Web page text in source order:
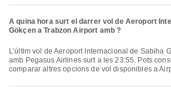
A quina hora surt el darrer vol de Aeroport
Gökçen a Trabzon Airport amb ?
L’últim vol de Aeroport Internacional de Sabiha Gökçen a Trabzon Airport
amb Pegasus Airlines surt a les 23:55. Pots
comparar altres opcions de vol disponibles a